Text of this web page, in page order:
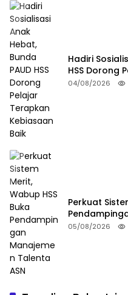
Hadiri
HSS Dorong
Baik
04/08/2026
Perkuat
05/08/2026